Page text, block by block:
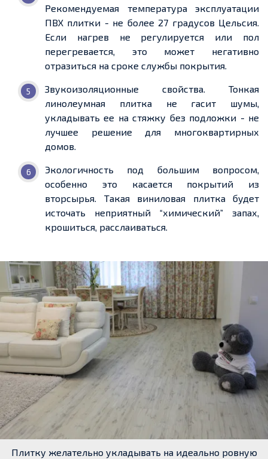
Рекомендуемая температура эксплуатации
ПВХ плитки - не более 27 градусов Цельсия.
Если нагрев не регулируется или пол
перегревается, это может негативно
отразиться на сроке службы покрытия.
Звукоизоляционные свойства. Тонкая
линолеумная плитка не гасит шумы,
укладывать ее на стяжку без подложки - не
лучшее решение для многоквартирных
домов.
Экологичность под большим вопросом,
особенно это касается покрытий из
вторсырья. Такая виниловая плитка будет
источать неприятный “химический” запах,
крошиться, расслаиваться.
Плитку желательно укладывать на идеально ровную